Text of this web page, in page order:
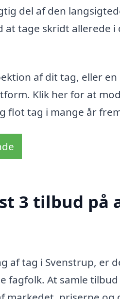
del af den
at tage skridt allerede
af dit tag, eller
Klik her for at
flot tag i mange år
3 tilbud på
af tag i Svenstrup, er
fagfolk. At samle